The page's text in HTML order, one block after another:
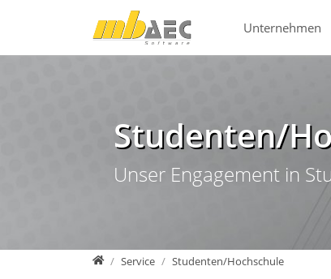
Direkt zur Hauptnavigation springen
Direkt zum Inhalt springen
Unternehmen
Studenten/
Unser Engagement in
mb AEC Software GmbH
Service Studenten/Hochschule